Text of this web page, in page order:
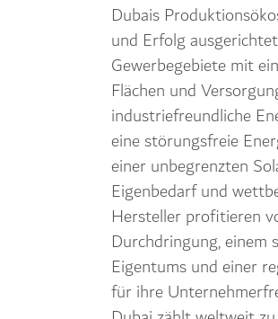
Dubais
und Erfolg
Gewerbegebiete mit
Flächen und
industriefreundliche
eine störungsfreie
einer unbegrenzten
Eigenbedarf und
Hersteller profitieren
Durchdringung, einem
Eigentums und einer
für ihre